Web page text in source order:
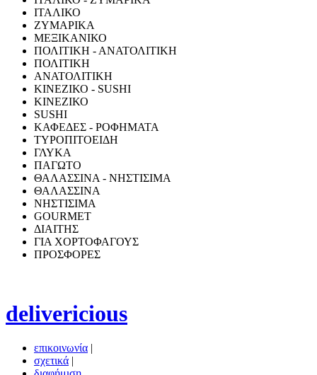
ΙΤΑΛΙΚΟ
ΖΥΜΑΡΙΚΑ
ΜΕΞΙΚΑΝΙΚΟ
ΠΟΛΙΤΙΚΗ - ΑΝΑΤΟΛΙΤΙΚΗ
ΠΟΛΙΤΙΚΗ
ΑΝΑΤΟΛΙΤΙΚΗ
ΚΙΝΕΖΙΚΟ - SUSHI
ΚΙΝΕΖΙΚΟ
SUSHI
ΚΑΦΕΔΕΣ - ΡΟΦΗΜΑΤΑ
ΤΥΡΟΠΙΤΟΕΙΔΗ
ΓΛΥΚΑ
ΠΑΓΩΤΟ
ΘΑΛΑΣΣΙΝΑ - ΝΗΣΤΙΣΙΜΑ
ΘΑΛΑΣΣΙΝΑ
ΝΗΣΤΙΣΙΜΑ
GOURMET
ΔΙΑΙΤΗΣ
ΓΙΑ ΧΟΡΤΟΦΑΓΟΥΣ
ΠΡΟΣΦΟΡΕΣ
delivericious
επικοινωνία |
σχετικά |